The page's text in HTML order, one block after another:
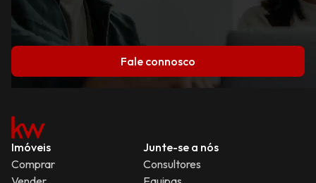
Fale connosco
Imóveis
Comprar
Junte-se a nós
Consultores